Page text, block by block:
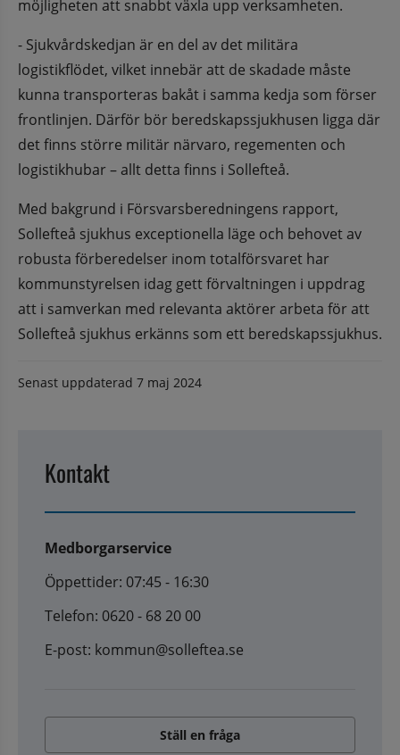
möjligheten att snabbt växla upp verksamheten.
- Sjukvårdskedjan är en del av det militära
logistikflödet, vilket innebär att de skadade måste
kunna transporteras bakåt i samma kedja som förser
frontlinjen. Därför bör beredskapssjukhusen ligga där
det finns större militär närvaro, regementen och
logistikhubar – allt detta finns i Sollefteå.
Med bakgrund i Försvarsberedningens rapport,
Sollefteå sjukhus exceptionella läge och behovet av
robusta förberedelser inom totalförsvaret har
kommunstyrelsen idag gett förvaltningen i uppdrag
att i samverkan med relevanta aktörer arbeta för att
Sollefteå sjukhus erkänns som ett beredskapssjukhus.
Senast uppdaterad 7 maj 2024
Kontakt
Medborgarservice
Öppettider: 07:45 - 16:30
Telefon: 0620 - 68 20 00
E-post: kommun@solleftea.se
Ställ en fråga